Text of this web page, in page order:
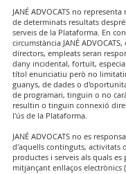
JANÉ ADVOCATS no
de determinats resultats
serveis de la Plataforma. En
circumstància JANÉ
directors, empleats seran
dany incidental, fortuït,
títol enunciatiu però no
guanys, de dades o
de programari, tinguin o no
resultin o tinguin connexió
l'ús de la Plataforma.
JANÉ ADVOCATS no es
d'aquells continguts, activitats
productes i serveis als quals es
mitjançant enllaços electrònics